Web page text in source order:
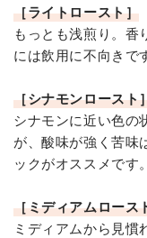
［ライトロースト］
もっとも浅煎り。香
には飲用に不向きで
［シナモンロースト
シナモンに近い色の
が、酸味が強く苦味
ックがオススメです。
［ミディアムロース
ミディアムから見慣